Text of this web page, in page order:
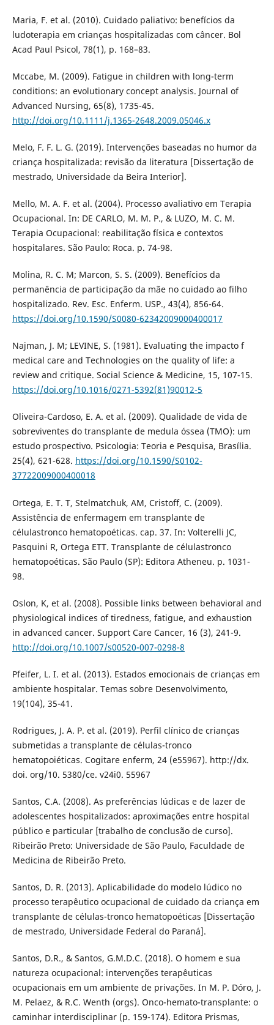
Maria, F. et al. (2010). Cuidado paliativo: benefícios da
ludoterapia em crianças hospitalizadas com câncer. Bol
Acad Paul Psicol, 78(1), p. 168–83.
Mccabe, M. (2009). Fatigue in children with long-term
conditions: an evolutionary concept analysis. Journal of
Advanced Nursing, 65(8), 1735-45.
http://doi.org/10.1111/j.1365-2648.2009.05046.x
Melo, F. F. L. G. (2019). Intervenções baseadas no humor da
criança hospitalizada: revisão da literatura [Dissertação de
mestrado, Universidade da Beira Interior].
Mello, M. A. F. et al. (2004). Processo avaliativo em Terapia
Ocupacional. In: DE CARLO, M. M. P., & LUZO, M. C. M.
Terapia Ocupacional: reabilitação física e contextos
hospitalares. São Paulo: Roca. p. 74-98.
Molina, R. C. M; Marcon, S. S. (2009). Benefícios da
permanência de participação da mãe no cuidado ao filho
hospitalizado. Rev. Esc. Enferm. USP., 43(4), 856-64.
https://doi.org/10.1590/S0080-62342009000400017
Najman, J. M; LEVINE, S. (1981). Evaluating the impacto f
medical care and Technologies on the quality of life: a
review and critique. Social Science & Medicine, 15, 107-15.
https://doi.org/10.1016/0271-5392(81)90012-5
Oliveira-Cardoso, E. A. et al. (2009). Qualidade de vida de
sobreviventes do transplante de medula óssea (TMO): um
estudo prospectivo. Psicologia: Teoria e Pesquisa, Brasília.
25(4), 621-628. https://doi.org/10.1590/S0102-
37722009000400018
Ortega, E. T. T, Stelmatchuk, AM, Cristoff, C. (2009).
Assistência de enfermagem em transplante de
célulastronco hematopoéticas. cap. 37. In: Volterelli JC,
Pasquini R, Ortega ETT. Transplante de célulastronco
hematopoéticas. São Paulo (SP): Editora Atheneu. p. 1031-
98.
Oslon, K, et al. (2008). Possible links between behavioral and
physiological indices of tiredness, fatigue, and exhaustion
in advanced cancer. Support Care Cancer, 16 (3), 241-9.
http://doi.org/10.1007/s00520-007-0298-8
Pfeifer, L. I. et al. (2013). Estados emocionais de crianças em
ambiente hospitalar. Temas sobre Desenvolvimento,
19(104), 35-41.
Rodrigues, J. A. P. et al. (2019). Perfil clínico de crianças
submetidas a transplante de células-tronco
hematopoiéticas. Cogitare enferm, 24 (e55967). http://dx.
doi. org/10. 5380/ce. v24i0. 55967
Santos, C.A. (2008). As preferências lúdicas e de lazer de
adolescentes hospitalizados: aproximações entre hospital
público e particular [trabalho de conclusão de curso].
Ribeirão Preto: Universidade de São Paulo, Faculdade de
Medicina de Ribeirão Preto.
Santos, D. R. (2013). Aplicabilidade do modelo lúdico no
processo terapêutico ocupacional de cuidado da criança em
transplante de células-tronco hematopoéticas [Dissertação
de mestrado, Universidade Federal do Paraná].
Santos, D.R., & Santos, G.M.D.C. (2018). O homem e sua
natureza ocupacional: intervenções terapêuticas
ocupacionais em um ambiente de privações. In M. P. Dóro, J.
M. Pelaez, & R.C. Wenth (orgs). Onco-hemato-transplante: o
caminhar interdisciplinar (p. 159-174). Editora Prismas,